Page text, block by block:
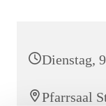
Dienstag,
Pfarrsaal